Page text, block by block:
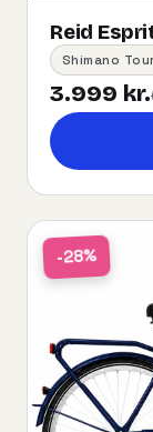
Reid
Shimano
3.999 kr.
-28%